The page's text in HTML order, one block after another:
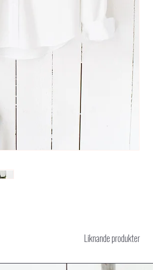
Liknande produkter